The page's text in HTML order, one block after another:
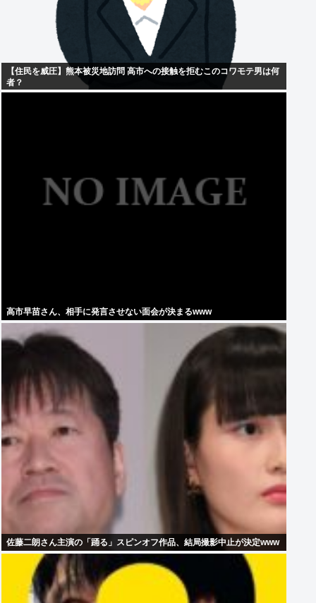
【住民を威圧】熊本被災地訪問 高市への接触を拒むこのコワモテ男は何
者？
高市早苗さん、相手に発言させない面会が決まるwww
佐藤二朗さん主演の「踊る」スピンオフ作品、結局撮影中止が決定www